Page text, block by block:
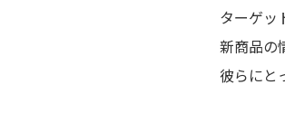
ターゲッ
新商品の
彼らにと